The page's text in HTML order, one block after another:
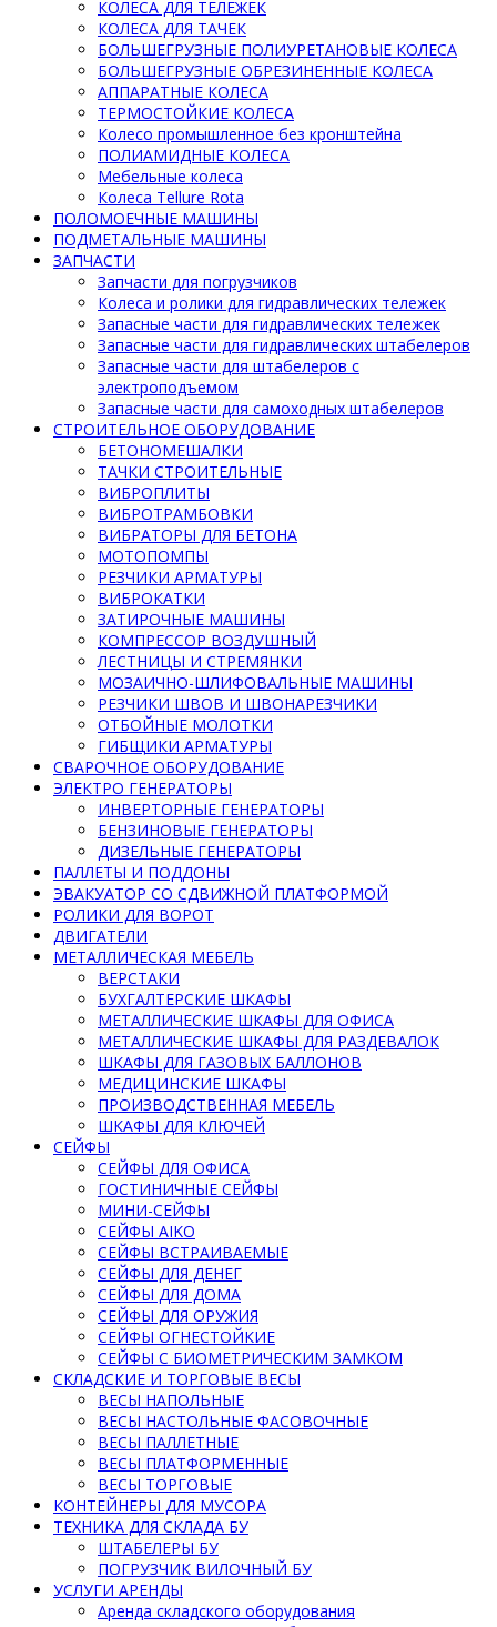
КОЛЕСА ДЛЯ ТЕЛЕЖЕК
КОЛЕСА ДЛЯ ТАЧЕК
БОЛЬШЕГРУЗНЫЕ ПОЛИУРЕТАНОВЫЕ КОЛЕСА
БОЛЬШЕГРУЗНЫЕ ОБРЕЗИНЕННЫЕ КОЛЕСА
АППАРАТНЫЕ КОЛЕСА
ТЕРМОСТОЙКИЕ КОЛЕСА
Колесо промышленное без кронштейна
ПОЛИАМИДНЫЕ КОЛЕСА
Мебельные колеса
Колеса Tellure Rota
ПОЛОМОЕЧНЫЕ МАШИНЫ
ПОДМЕТАЛЬНЫЕ МАШИНЫ
ЗАПЧАСТИ
Запчасти для погрузчиков
Колеса и ролики для гидравлических тележек
Запасные части для гидравлических тележек
Запасные части для гидравлических штабелеров
Запасные части для штабелеров с
электроподъемом
Запасные части для самоходных штабелеров
СТРОИТЕЛЬНОЕ ОБОРУДОВАНИЕ
БЕТОНОМЕШАЛКИ
ТАЧКИ СТРОИТЕЛЬНЫЕ
ВИБРОПЛИТЫ
ВИБРОТРАМБОВКИ
ВИБРАТОРЫ ДЛЯ БЕТОНА
МОТОПОМПЫ
РЕЗЧИКИ АРМАТУРЫ
ВИБРОКАТКИ
ЗАТИРОЧНЫЕ МАШИНЫ
КОМПРЕССОР ВОЗДУШНЫЙ
ЛЕСТНИЦЫ И СТРЕМЯНКИ
МОЗАИЧНО-ШЛИФОВАЛЬНЫЕ МАШИНЫ
РЕЗЧИКИ ШВОВ И ШВОНАРЕЗЧИКИ
ОТБОЙНЫЕ МОЛОТКИ
ГИБЩИКИ АРМАТУРЫ
СВАРОЧНОЕ ОБОРУДОВАНИЕ
ЭЛЕКТРО ГЕНЕРАТОРЫ
ИНВЕРТОРНЫЕ ГЕНЕРАТОРЫ
БЕНЗИНОВЫЕ ГЕНЕРАТОРЫ
ДИЗЕЛЬНЫЕ ГЕНЕРАТОРЫ
ПАЛЛЕТЫ И ПОДДОНЫ
ЭВАКУАТОР СО СДВИЖНОЙ ПЛАТФОРМОЙ
РОЛИКИ ДЛЯ ВОРОТ
ДВИГАТЕЛИ
МЕТАЛЛИЧЕСКАЯ МЕБЕЛЬ
ВЕРСТАКИ
БУХГАЛТЕРСКИЕ ШКАФЫ
МЕТАЛЛИЧЕСКИЕ ШКАФЫ ДЛЯ ОФИСА
МЕТАЛЛИЧЕСКИЕ ШКАФЫ ДЛЯ РАЗДЕВАЛОК
ШКАФЫ ДЛЯ ГАЗОВЫХ БАЛЛОНОВ
МЕДИЦИНСКИЕ ШКАФЫ
ПРОИЗВОДСТВЕННАЯ МЕБЕЛЬ
ШКАФЫ ДЛЯ КЛЮЧЕЙ
СЕЙФЫ
СЕЙФЫ ДЛЯ ОФИСА
ГОСТИНИЧНЫЕ СЕЙФЫ
МИНИ-СЕЙФЫ
СЕЙФЫ AIKO
СЕЙФЫ ВСТРАИВАЕМЫЕ
СЕЙФЫ ДЛЯ ДЕНЕГ
СЕЙФЫ ДЛЯ ДОМА
СЕЙФЫ ДЛЯ ОРУЖИЯ
СЕЙФЫ ОГНЕСТОЙКИЕ
СЕЙФЫ С БИОМЕТРИЧЕСКИМ ЗАМКОМ
СКЛАДСКИЕ И ТОРГОВЫЕ ВЕСЫ
ВЕСЫ НАПОЛЬНЫЕ
ВЕСЫ НАСТОЛЬНЫЕ ФАСОВОЧНЫЕ
ВЕСЫ ПАЛЛЕТНЫЕ
ВЕСЫ ПЛАТФОРМЕННЫЕ
ВЕСЫ ТОРГОВЫЕ
КОНТЕЙНЕРЫ ДЛЯ МУСОРА
ТЕХНИКА ДЛЯ СКЛАДА БУ
ШТАБЕЛЕРЫ БУ
ПОГРУЗЧИК ВИЛОЧНЫЙ БУ
УСЛУГИ АРЕНДЫ
Аренда складского оборудования